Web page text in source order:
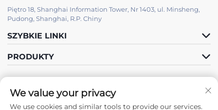
Piętro 18, Shanghai Information Tower, Nr 1403, ul. Minsheng,
Pudong, Shanghai, R.P. Chiny
SZYBKIE LINKI
PRODUKTY
WSPARCIE IT OD JUTU
We value your privacy
We use cookies and similar tools to provide our services.